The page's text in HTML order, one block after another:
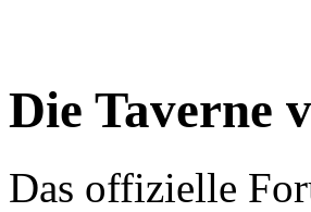
Die Taverne
Das offizielle